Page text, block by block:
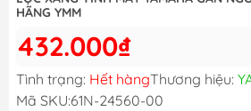
HÃNG YMM
432.000₫
Tình trạng: Hết hàngThương hiệu:
Mã SKU:61N-24560-00